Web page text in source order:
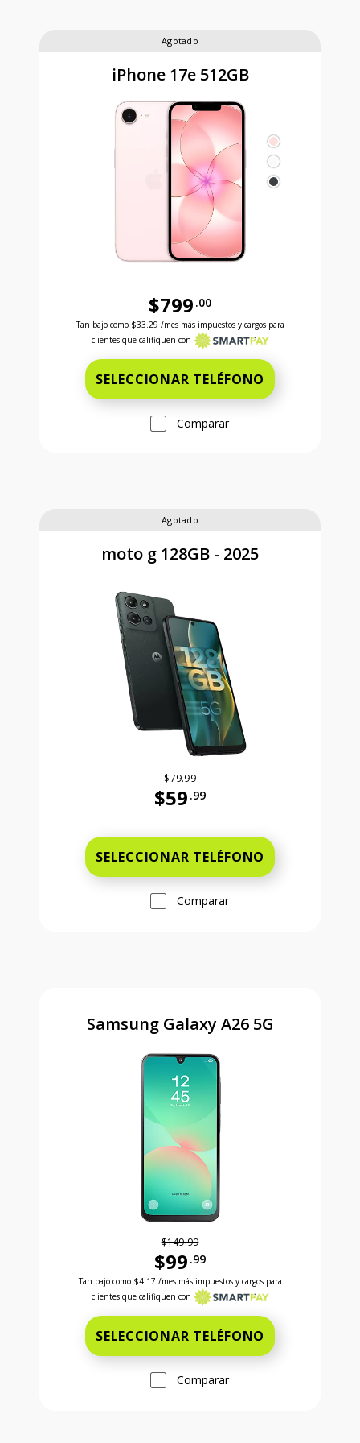
Agotado
iPhone 17e 512GB
$799 .00
Antes el precio era 799 dollars and 00 cents
Tan bajo como $33.29 /mes más impuestos y cargos para
clientes que califiquen con
SELECCIONAR TELÉFONO
Comparar
Agotado
moto g 128GB - 2025
$79.99
$59 .99
SELECCIONAR TELÉFONO
Comparar
Samsung Galaxy A26 5G
$149.99
$99 .99
Antes el precio era 149 dollars and 99 cents
Tan bajo como $4.17 /mes más impuestos y cargos para
clientes que califiquen con
SELECCIONAR TELÉFONO
Comparar